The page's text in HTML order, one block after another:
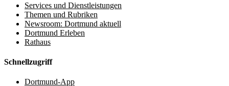
Services und Dienstleistungen
Themen und Rubriken
Newsroom: Dortmund aktuell
Dortmund Erleben
Rathaus
Schnellzugriff
Dortmund-App